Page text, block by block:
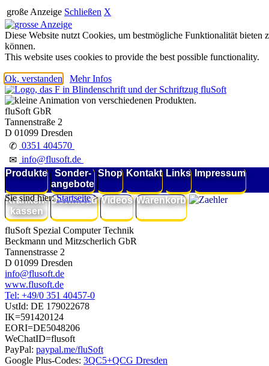
große Anzeige Schließen X
Diese Website nutzt Cookies, um bestmögliche Funktionalität bieten
können.
This website uses cookies to provide the best possible functionality.
Ok, verstanden Mehr Infos
fluSoft GbR
Tannenstraße 2
D 01099 Dresden
✆ 0351 404570
✉ info@flusoft.de
Produkte
Sonder-
angebote
Shop Kontakt Links Impressum
Kranken-
kassen
Download Videos Warenkorb
Sie sind hier:Startseite>
fluSoft Spezial Computer Technik
Beckmann und Mitzscherlich GbR
Tannenstrasse 2
D 01099 Dresden
info@flusoft.de
www.flusoft.de
Tel: +49/0 351 40457-0
UstId: DE 179022678
IK=591420124
EORI=DE5048206
WeChatID=flusoft
PayPal: paypal.me/fluSoft
Google Plus-Codes: 3QC5+QCG Dresden